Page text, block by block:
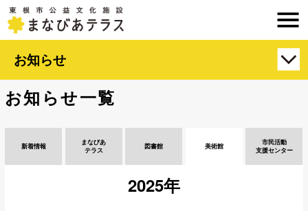
お知らせ
お知らせ一覧
新着情報
まなびあ
テラス
図書館 美術館
市民活動
支援センター
2025年